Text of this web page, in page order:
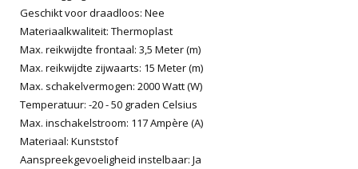
Geschikt voor draadloos: Nee
Materiaalkwaliteit: Thermoplast
Max. reikwijdte frontaal: 3,5 Meter (m)
Max. reikwijdte zijwaarts: 15 Meter (m)
Max. schakelvermogen: 2000 Watt (W)
Temperatuur: -20 - 50 graden Celsius
Max. inschakelstroom: 117 Ampère (A)
Materiaal: Kunststof
Aanspreekgevoeligheid instelbaar: Ja